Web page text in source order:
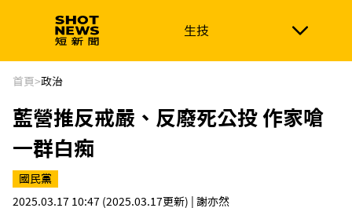
生技
生技 政治
新南向 體育
首頁>政治
藍營推反戒嚴、反廢死公投 作家嗆
一群白痴
國民黨
2025.03.17 10:47 (2025.03.17更新) | 謝亦然